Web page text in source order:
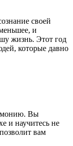
своей
и
жизнь. Этот год
которые давно
Вы
и научитесь не
вам